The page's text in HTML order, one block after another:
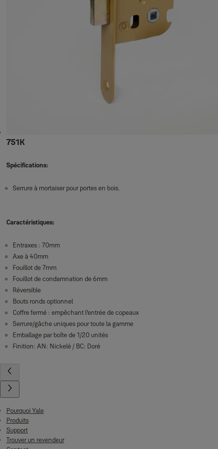
751K
Spécifications:
Serrure à mortaiser pour portes en bois.
Caractéristiques:
Entraxes : 70mm
Axe à 40mm
Fouillot de 7mm
Fouillot de condamnation de 6mm
Réversible
Bouts ronds optionnel
Coffre fermé : empêchant l’entrée de copeaux
Serrure/gâche uniques pour toute la gamme
Emballage par boîte de 1/20 unités
Finition: AN: Nickelé / BC: Doré
Pourquoi Yale
Produits
Support
Trouver un revendeur